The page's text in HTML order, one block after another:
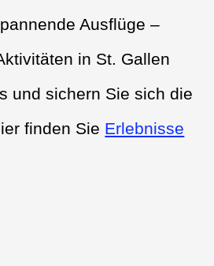
Ausflüge –
in St. Gallen
und sichern Sie sich die
finden Sie Erlebnisse